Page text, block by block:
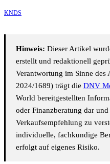
KNDS
Hinweis: Dieser Artikel
erstellt und redaktionell
Verantwortung im Sinne
2024/1689) trägt die DNV
World bereitgestellten
oder Finanzberatung dar
Verkaufsempfehlung zu
individuelle, fachkundige
erfolgt auf eigenes Risiko.